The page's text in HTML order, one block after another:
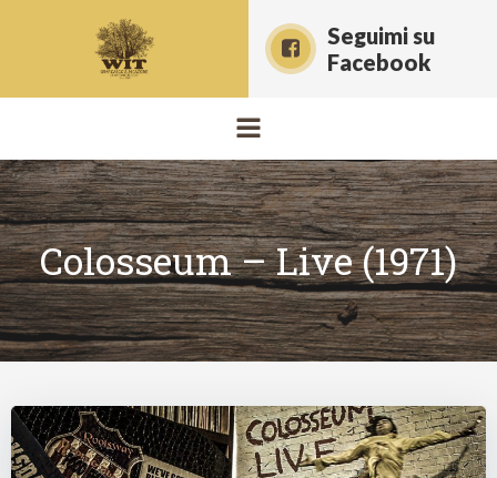
contenuto
Seguimi su
Facebook
Colosseum – Live (1971)